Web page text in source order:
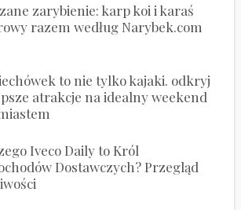
zarybienie: karp koi i karaś
razem według Narybek.com
to nie tylko kajaki. odkryj
atrakcje na idealny weekend
Iveco Daily to Król
Dostawczych? Przegląd